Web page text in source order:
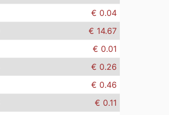
€ 0.04
€ 14.67
€ 0.01
€ 0.26
€ 0.46
€ 0.11